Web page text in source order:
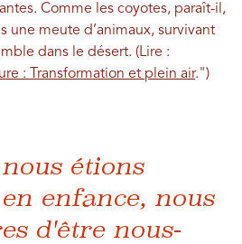
Comme les coyotes, paraît-il,
une meute d’animaux, survivant
dans le désert. (Lire :
: Transformation et plein air.")
étions
enfance, nous
d'être nous-